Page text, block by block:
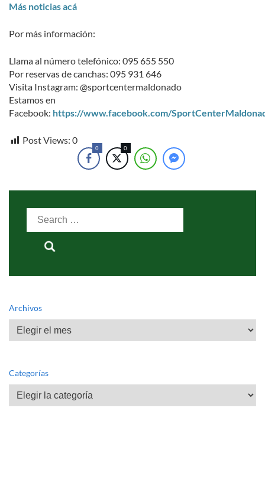
Más noticias acá
Por más información:
Llama al número telefónico: 095 655 550
Por reservas de canchas: 095 931 646
Visita Instagram: @sportcentermaldonado
Estamos en
Facebook: https://www.facebook.com/
Post Views: 0
0 0
Search
Archivos
Archivos
Categorías
Categorías